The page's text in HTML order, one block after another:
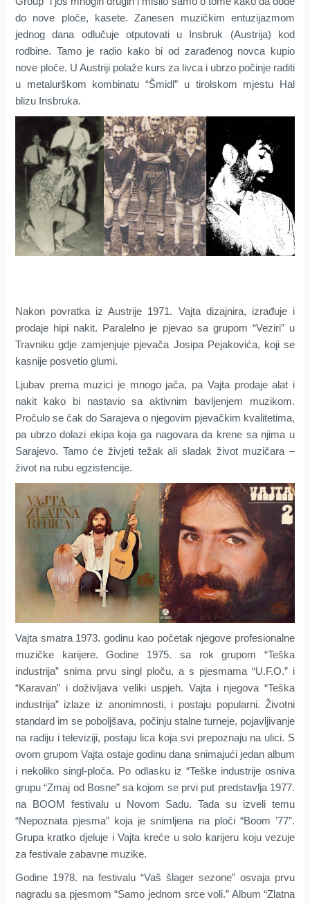
do nove ploče, kasete. Zanesen muzičkim entuzijazmom
jednog dana odlučuje otputovati u Insbruk (Austrija) kod
rodbine. Tamo je radio kako bi od zarađenog novca kupio
nove ploče. U Austriji polaže kurs za livca i ubrzo počinje raditi
u metalurškom kombinatu “Šmidl” u tirolskom mjestu Hal
blizu Insbruka.
Nakon povratka iz Austrije 1971. Vajta dizajnira, izrađuje i
prodaje hipi nakit. Paralelno je pjevao sa grupom “Veziri” u
Travniku gdje zamjenjuje pjevača Josipa Pejakovića, koji se
kasnije posvetio glumi.
Ljubav prema muzici je mnogo jača, pa Vajta prodaje alat i
nakit kako bi nastavio sa aktivnim bavljenjem muzikom.
Pročulo se čak do Sarajeva o njegovim pjevačkim kvalitetima,
pa ubrzo dolazi ekipa koja ga nagovara da krene sa njima u
Sarajevo. Tamo će živjeti težak ali sladak život muzičara –
život na rubu egzistencije.
Vajta smatra 1973. godinu kao početak njegove profesionalne
muzičke karijere. Godine 1975. sa rok grupom “Teška
industrija” snima prvu singl ploču, a s pjesmama “U.F.O.” i
“Karavan” i doživljava veliki uspjeh. Vajta i njegova “Teška
industrija” izlaze iz anonimnosti, i postaju popularni. Životni
standard im se poboljšava, počinju stalne turneje, pojavljivanje
na radiju i televiziji, postaju lica koja svi prepoznaju na ulici. S
ovom grupom Vajta ostaje godinu dana snimajući jedan album
i nekoliko singl-ploča. Po odlasku iz “Teške industrije osniva
grupu “Zmaj od Bosne” sa kojom se prvi put predstavlja 1977.
na BOOM festivalu u Novom Sadu. Tada su izveli temu
“Nepoznata pjesma” koja je snimljena na ploči “Boom ’77”.
Grupa kratko djeluje i Vajta kreće u solo karijeru koju vezuje
za festivale zabavne muzike.
Godine 1978. na festivalu “Vaš šlager sezone” osvaja prvu
nagradu sa pjesmom “Samo jednom srce voli.” Album “Zlatna